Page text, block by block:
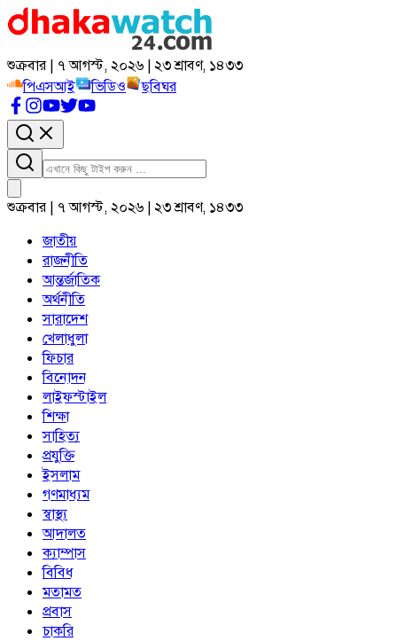
শুক্রবার | ৭ আগস্ট, ২০২৬ | ২৩ শ্রাবণ, ১৪৩৩
পিএসআই
ভিডিও ছবিঘর
শুক্রবার | ৭ আগস্ট, ২০২৬ | ২৩ শ্রাবণ, ১৪৩৩
জাতীয়
রাজনীতি
আন্তর্জাতিক
অর্থনীতি
সারাদেশ
খেলাধুলা
ফিচার
বিনোদন
লাইফস্টাইল
শিক্ষা
সাহিত্য
প্রযুক্তি
ইসলাম
গণমাধ্যম
স্বাস্থ্য
আদালত
ক্যাম্পাস
বিবিধ
মতামত
প্রবাস
চাকরি